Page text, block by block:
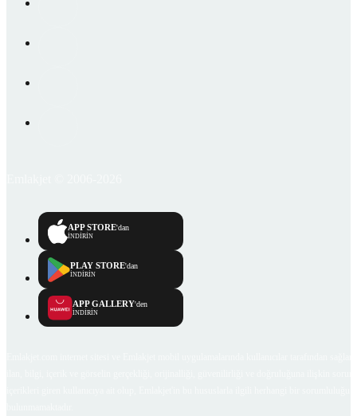
APP STORE'dan
İNDİRİN
PLAY STORE'dan
İNDİRİN
APP GALLERY'den
İNDİRİN